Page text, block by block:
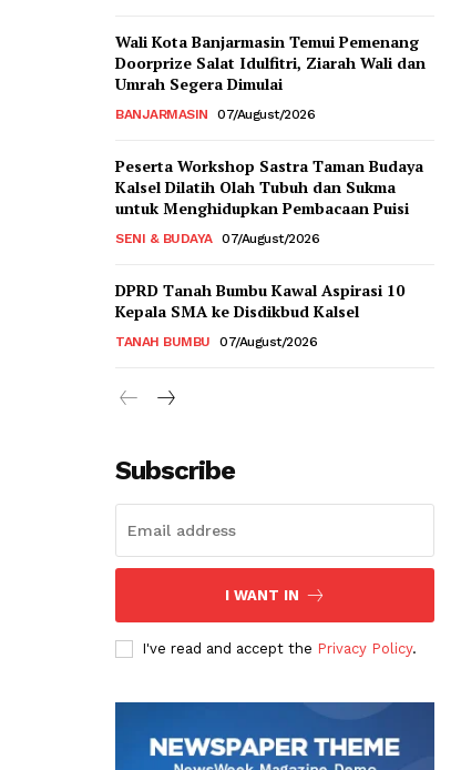
Wali Kota Banjarmasin Temui Pemenang
Doorprize Salat Idulfitri, Ziarah Wali dan
Umrah Segera Dimulai
BANJARMASIN 07/August/2026
Peserta Workshop Sastra Taman Budaya
Kalsel Dilatih Olah Tubuh dan Sukma
untuk Menghidupkan Pembacaan Puisi
SENI & BUDAYA 07/August/2026
DPRD Tanah Bumbu Kawal Aspirasi 10
Kepala SMA ke Disdikbud Kalsel
TANAH BUMBU 07/August/2026
Subscribe
I WANT IN
I've read and accept the Privacy Policy.